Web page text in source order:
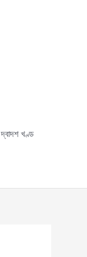
দ্বাদশ খণ্ড